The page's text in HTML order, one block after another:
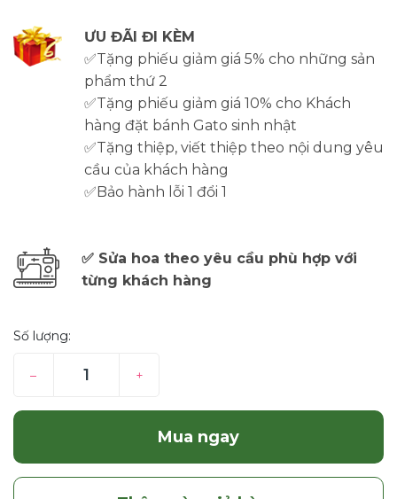
ƯU ĐÃI ĐI KÈM
✅Tặng phiếu giảm giá 5% cho những sản
phẩm thứ 2
✅Tặng phiếu giảm giá 10% cho Khách
hàng đặt bánh Gato sinh nhật
✅Tặng thiệp, viết thiệp theo nội dung yêu
cầu của khách hàng
✅Bảo hành lỗi 1 đổi 1
✅ Sửa hoa theo yêu cầu phù hợp với
từng khách hàng
Số lượng:
– +
Mua ngay